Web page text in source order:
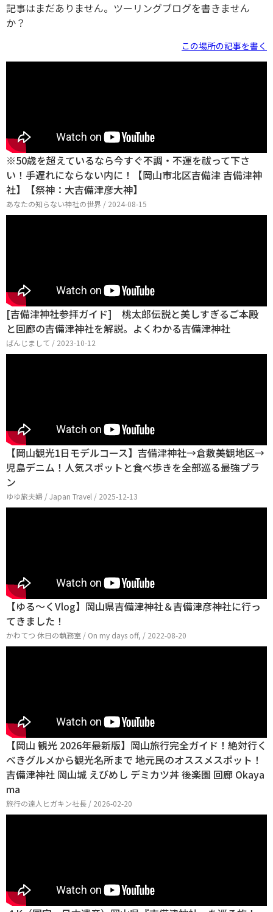
記事はまだありません。ツーリングブログを書きません
か？
この場所の記事を書く
※50歳を超えているなら今すぐ不調・不運を祓って下さ
い！手遅れにならない内に！【岡山市北区吉備津 吉備津神
社】【祭神：大吉備津彦大神】
あなたの知らない神社の世界 / 2024-08-15
[吉備津神社参拝ガイド] 桃太郎伝説と美しすぎるご本殿
と回廊の吉備津神社を解説。よくわかる吉備津神社
ばんじまして / 2023-10-12
【岡山観光1日モデルコース】吉備津神社→倉敷美観地区→
児島デニム！人気スポットと食べ歩きを全部巡る最強プラ
ン
ゆゆ旅夫婦 / Japan Travel / 2025-12-13
【ゆる～くVlog】岡山県吉備津神社＆吉備津彦神社に行っ
てきました！
かわてつ 休日の執務室 / On my days off, / 2022-08-20
【岡山 観光 2026年最新版】岡山旅行完全ガイド！絶対行く
べきグルメから観光名所まで 地元民のオススメスポット！
吉備津神社 岡山城 えびめし デミカツ丼 後楽園 回廊 Okaya
ma
旅行の達人ヒガキン社長 / 2026-02-20